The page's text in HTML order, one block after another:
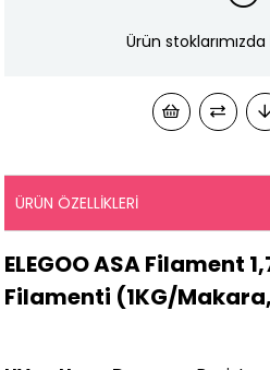
Ürün
ÜRÜN ÖZELLIKLERI
ELEGOO ASA Filament
Filamenti (1KG/